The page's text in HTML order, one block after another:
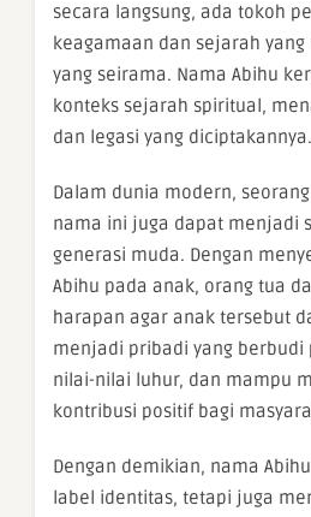
secara langsung, ada tokoh
keagamaan dan sejarah
yang seirama. Nama Abihu
konteks sejarah spiritual,
dan legasi yang diciptakannya.
Dalam dunia modern,
nama ini juga dapat menjadi
generasi muda. Dengan
Abihu pada anak, orang tua
harapan agar anak tersebut
menjadi pribadi yang
nilai-nilai luhur, dan mampu
kontribusi positif bagi
Dengan demikian, nama
label identitas, tetapi juga